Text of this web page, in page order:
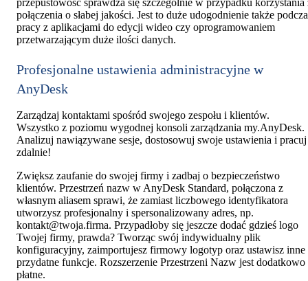
połączenia o słabej jakości. Jest to duże udogodnienie także
pracy z aplikacjami do edycji wideo czy oprogramowaniem
przetwarzającym duże ilości danych.
Profesjonalne ustawienia administracyjne w
AnyDesk
Zarządzaj kontaktami spośród swojego zespołu i klientów.
Wszystko z poziomu wygodnej konsoli zarządzania my.AnyDesk.
Analizuj nawiązywane sesje, dostosowuj swoje ustawienia i pracuj
zdalnie!
Zwiększ zaufanie do swojej firmy i zadbaj o bezpieczeństwo
klientów. Przestrzeń nazw w AnyDesk Standard, połączona z
własnym aliasem sprawi, że zamiast liczbowego identyfikatora
utworzysz profesjonalny i spersonalizowany adres, np.
kontakt@twoja.firma. Przypadłoby się jeszcze dodać gdzieś logo
Twojej firmy, prawda? Tworząc swój indywidualny plik
konfiguracyjny, zaimportujesz firmowy logotyp oraz ustawisz inne
przydatne funkcje. Rozszerzenie Przestrzeni Nazw jest dodatkowo
płatne.